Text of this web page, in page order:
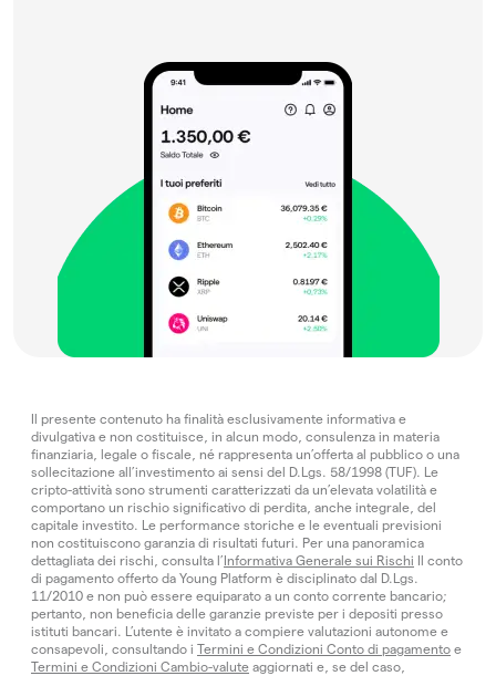
Il presente contenuto ha finalità esclusivamente informativa e
divulgativa e non costituisce, in alcun modo, consulenza in materia
finanziaria, legale o fiscale, né rappresenta un’offerta al pubblico o una
sollecitazione all’investimento ai sensi del D.Lgs. 58/1998 (TUF). Le
cripto-attività sono strumenti caratterizzati da un’elevata volatilità e
comportano un rischio significativo di perdita, anche integrale, del
capitale investito. Le performance storiche e le eventuali previsioni
non costituiscono garanzia di risultati futuri. Per una panoramica
dettagliata dei rischi, consulta l’ Informativa Generale sui Rischi Il conto
di pagamento offerto da Young Platform è disciplinato dal D.Lgs.
11/2010 e non può essere equiparato a un conto corrente bancario;
pertanto, non beneficia delle garanzie previste per i depositi presso
istituti bancari. L’utente è invitato a compiere valutazioni autonome e
consapevoli, consultando i Termini e Condizioni Conto di pagamento e
Termini e Condizioni Cambio-valute aggiornati e, se del caso,